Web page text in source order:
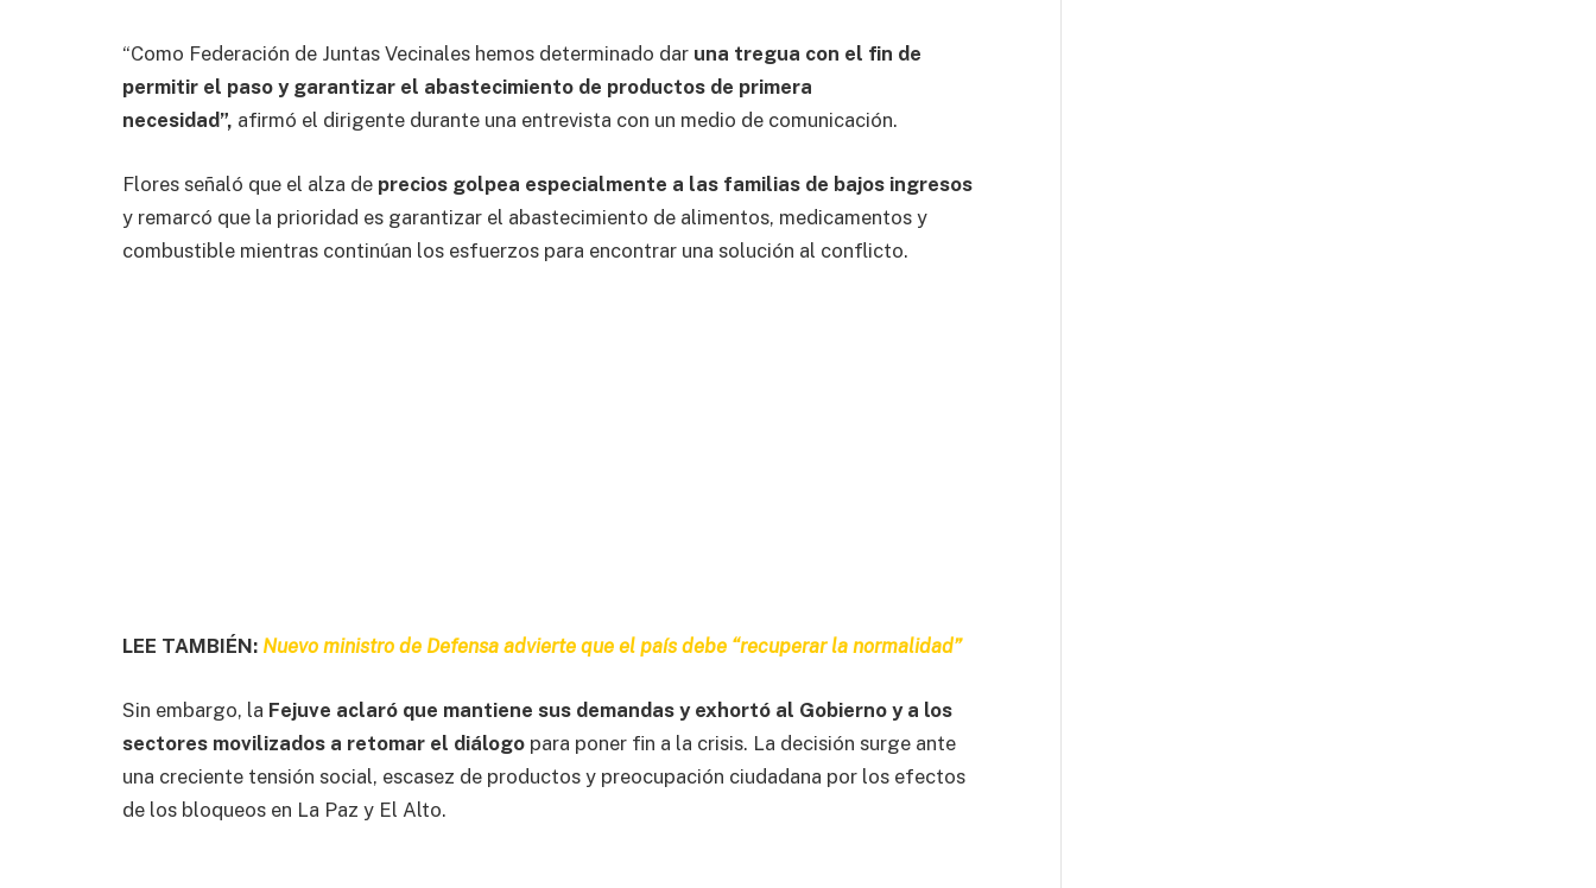
“Como Federación de Juntas Vecinales hemos determinado dar una tregua con el fin de
permitir el paso y garantizar el abastecimiento de productos de primera
necesidad”, afirmó el dirigente durante una entrevista con un medio de comunicación.
Flores señaló que el alza de precios golpea especialmente a las familias de bajos ingresos
y remarcó que la prioridad es garantizar el abastecimiento de alimentos, medicamentos y
combustible mientras continúan los esfuerzos para encontrar una solución al conflicto.
LEE TAMBIÉN: Nuevo ministro de Defensa advierte que el país debe “recuperar la normalidad”
Sin embargo, la Fejuve aclaró que mantiene sus demandas y exhortó al Gobierno y a los
sectores movilizados a retomar el diálogo para poner fin a la crisis. La decisión surge ante
una creciente tensión social, escasez de productos y preocupación ciudadana por los efectos
de los bloqueos en La Paz y El Alto.